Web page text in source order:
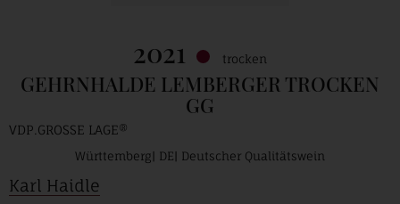
2021 trocken
GEHRNHALDE LEMBERGER TROCKEN
GG
VDP.GROSSE LAGE®
Württemberg DE Deutscher Qualitätswein
Karl Haidle